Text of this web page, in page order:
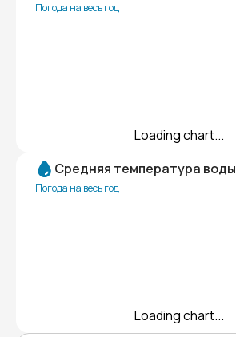
Погода на весь год
Loading chart...
Средняя температура воды
Погода на весь год
Loading chart...